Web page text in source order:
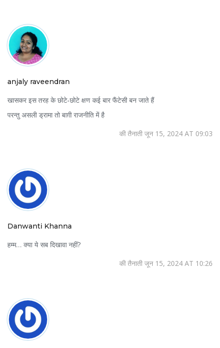
anjaly raveendran
खासकर इस तरह के छोटे‑छोटे क्षण कई बार फैंटेसी बन जाते हैं
परन्तु असली ड्रामा तो बाग़ी राजनीति में है
की तैनाती जून 15, 2024 AT 09:03
Danwanti Khanna
हम्म… क्या ये सब दिखावा नहीं?
की तैनाती जून 15, 2024 AT 10:26